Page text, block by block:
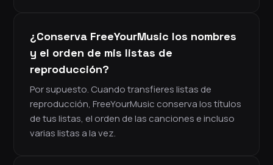
¿Conserva FreeYourMusic los nombres
y el orden de mis listas de
reproducción?
Por supuesto. Cuando transfieres listas de
reproducción, FreeYourMusic conserva los títulos
de tus listas, el orden de las canciones e incluso
varias listas a la vez.